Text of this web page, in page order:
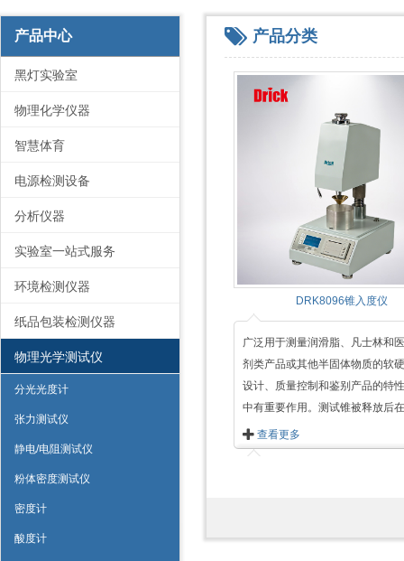
产品中心
黑灯实验室
物理化学仪器
智慧体育
电源检测设备
分析仪器
实验室一站式服务
环境检测仪器
纸品包装检测仪器
物理光学测试仪
分光光度计
张力测试仪
静电/电阻测试仪
粉体密度测试仪
密度计
酸度计
产品分类
DRK8096锥入度仪
广泛用于测量润滑脂、凡士林和
剂类产品或其他半固体物质的软
设计、质量控制和鉴别产品的特
中有重要作用。测试锥被释放后
查看更多